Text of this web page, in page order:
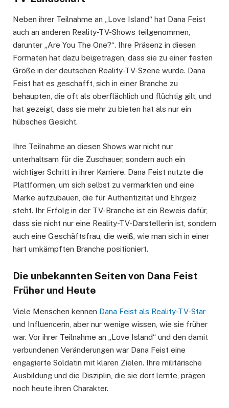
Neben ihrer Teilnahme an „Love Island“ hat Dana Feist
auch an anderen Reality-TV-Shows teilgenommen,
darunter „Are You The One?“. Ihre Präsenz in diesen
Formaten hat dazu beigetragen, dass sie zu einer festen
Größe in der deutschen Reality-TV-Szene wurde. Dana
Feist hat es geschafft, sich in einer Branche zu
behaupten, die oft als oberflächlich und flüchtig gilt, und
hat gezeigt, dass sie mehr zu bieten hat als nur ein
hübsches Gesicht.
Ihre Teilnahme an diesen Shows war nicht nur
unterhaltsam für die Zuschauer, sondern auch ein
wichtiger Schritt in ihrer Karriere. Dana Feist nutzte die
Plattformen, um sich selbst zu vermarkten und eine
Marke aufzubauen, die für Authentizität und Ehrgeiz
steht. Ihr Erfolg in der TV-Branche ist ein Beweis dafür,
dass sie nicht nur eine Reality-TV-Darstellerin ist, sondern
auch eine Geschäftsfrau, die weiß, wie man sich in einer
hart umkämpften Branche positioniert.
Die unbekannten Seiten von Dana Feist
Früher und Heute
Viele Menschen kennen Dana Feist als Reality-TV-Star
und Influencerin, aber nur wenige wissen, wie sie früher
war. Vor ihrer Teilnahme an „Love Island“ und den damit
verbundenen Veränderungen war Dana Feist eine
engagierte Soldatin mit klaren Zielen. Ihre militärische
Ausbildung und die Disziplin, die sie dort lernte, prägen
noch heute ihren Charakter.